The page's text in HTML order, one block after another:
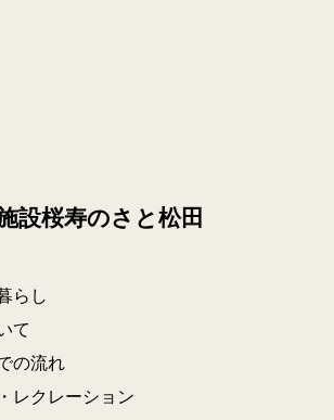
設桜寿のさと松田
らし
て
の流れ
レクレーション